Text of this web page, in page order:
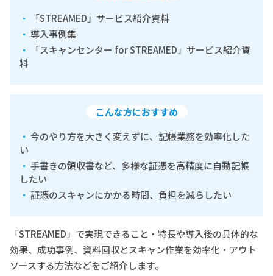
「STREAMED」サービス紹介資料
導入事例集
「スキャンセンター for STREAMED」サービス紹介資
料
こんな方におすすめ
今のやり方を大きく変えずに、記帳業務を効率化した
い
手書きの領収書など、多様な証憑を高精度に自動記帳
したい
証憑のスキャンにかかる時間、負担を減らしたい
「STREAMED」で実現できること・特長や導入後の具体的な
効果、成功事例、資料回収とスキャン作業を効率化・アウト
ソースする方法などをご紹介します。